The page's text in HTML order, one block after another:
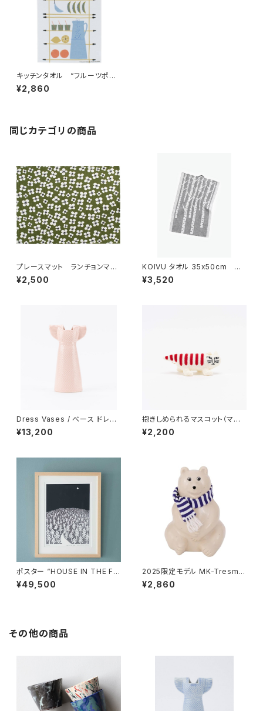
キッチンタオル “フルーツポン
チ” / アルメダールス/ALME
DAHLS by Studio Almedahl
¥2,860
同じカテゴリの商品
プレースマット ランチョンマッ
ト 「ベラミ」 / アルメダール
ス/ALMEDAHLS
¥2,500
KOIVU タオル 35x50cm
／ LAPUAN KANKURIT（ラ
プアン カンクリ）
¥3,520
Dress Vases / べース ドレス
（ピンク）/ Lisa Larson リ
サ・ラーソン
¥13,200
抱きしめられるマスコット（マイ
キー） / Lisa Larson リ
サ・ラーソン
¥2,200
ポスター “HOUSE IN THE FO
REST 26 A3” / ミナ ペルホ
ネン mina perhonen × クリ
¥49,500
2025限定モデル MK-Tresme
r シロクマ貯金箱 マフラー付
き / MK-Tresmer
¥2,860
その他の商品